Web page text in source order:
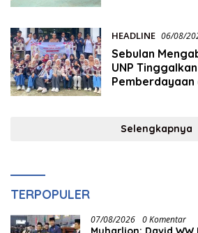
HEADLINE 06/08/
Sebulan
UNP
Pemberdayaan
Selengkapnya
TERPOPULER
07/08/2026 0 Komentar